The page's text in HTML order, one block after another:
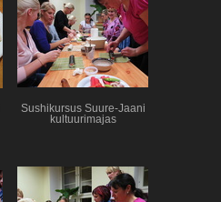
Sushikursus Suure-Jaani
kultuurimajas